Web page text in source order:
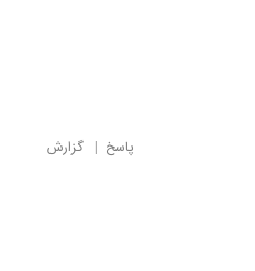
پاسخ | گزارش